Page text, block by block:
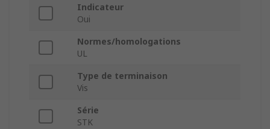
Indicateur
Oui
Normes/homologations
UL
Type de terminaison
Vis
Série
STK